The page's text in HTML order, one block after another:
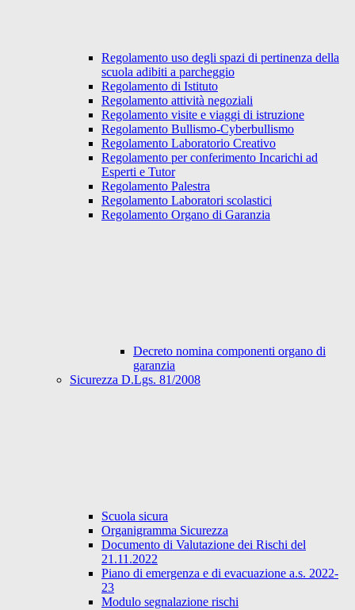
Regolamento uso degli spazi di pertinenza della
scuola adibiti a parcheggio
Regolamento di Istituto
Regolamento attività negoziali
Regolamento visite e viaggi di istruzione
Regolamento Bullismo-Cyberbullismo
Regolamento Laboratorio Creativo
Regolamento per conferimento Incarichi ad
Esperti e Tutor
Regolamento Palestra
Regolamento Laboratori scolastici
Regolamento Organo di Garanzia
Decreto nomina componenti organo di
garanzia
Sicurezza D.Lgs. 81/2008
Scuola sicura
Organigramma Sicurezza
Documento di Valutazione dei Rischi del
21.11.2022
Piano di emergenza e di evacuazione a.s. 2022-
23
Modulo segnalazione rischi